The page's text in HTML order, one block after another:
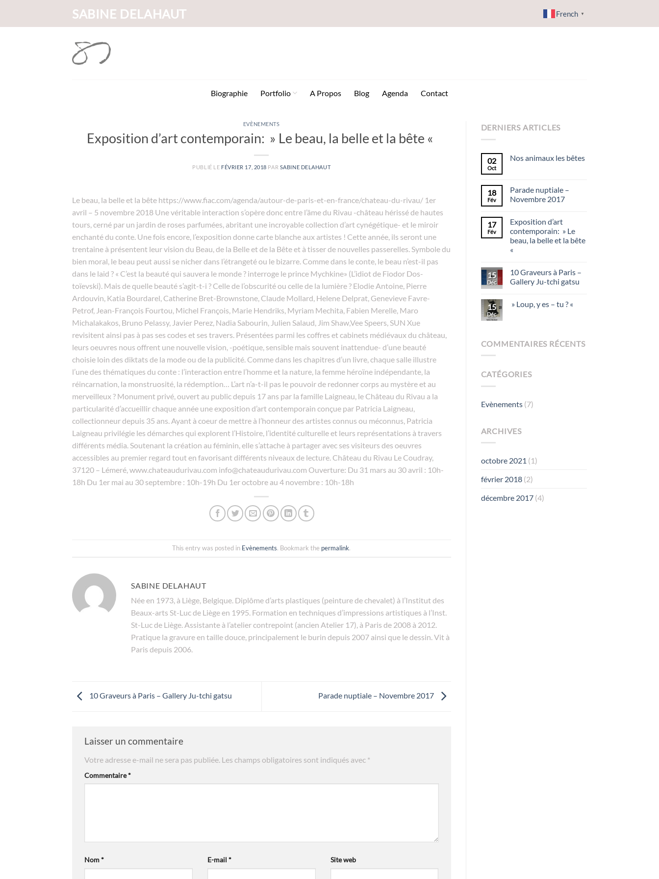
contenu
SABINE DELAHAUT French ▼
Biographie Portfolio A Propos Blog Agenda Contact
EVÈNEMENTS
Exposition d’art contemporain: » Le beau, la belle et la bête «
PUBLIÉ LE FÉVRIER 17, 2018 PAR SABINE DELAHAUT
Le beau, la belle et la bête https://www.fiac.com/agenda/autour-de-paris-et-en-france/chateau-du-rivau/ 1er
avril – 5 novembre 2018 Une véritable interaction s’opère donc entre l’âme du Rivau -château hérissé de hautes
tours, cerné par un jardin de roses parfumées, abritant une incroyable collection d’art cynégétique- et le miroir
enchanté du conte. Une fois encore, l’exposition donne carte blanche aux artistes ! Cette année, ils seront une
trentaine à présentent leur vision du Beau, de la Belle et de la Bête et à tisser de nouvelles passerelles. Symbole du
bien moral, le beau peut aussi se nicher dans l’étrangeté ou le bizarre. Comme dans le conte, le beau n’est-il pas
dans le laid ? « C’est la beauté qui sauvera le monde ? interroge le prince Mychkine» (L’idiot de Fiodor Dos-
toïevski). Mais de quelle beauté s’agit-t-i ? Celle de l’obscurité ou celle de la lumière ? Elodie Antoine, Pierre
Ardouvin, Katia Bourdarel, Catherine Bret-Brownstone, Claude Mollard, Helene Delprat, Genevieve Favre-
Petrof, Jean-François Fourtou, Michel François, Marie Hendriks, Myriam Mechita, Fabien Merelle, Maro
Michalakakos, Bruno Pelassy, Javier Perez, Nadia Sabourin, Julien Salaud, Jim Shaw,Vee Speers, SUN Xue
revisitent ainsi pas à pas ses codes et ses travers. Présentées parmi les coffres et cabinets médiévaux du château,
leurs oeuvres nous offrent une nouvelle vision, -poétique, sensible mais souvent inattendue- d’une beauté
choisie loin des diktats de la mode ou de la publicité. Comme dans les chapitres d’un livre, chaque salle illustre
l’une des thématiques du conte : l’interaction entre l’homme et la nature, la femme héroïne indépendante, la
réincarnation, la monstruosité, la rédemption… L’art n’a-t-il pas le pouvoir de redonner corps au mystère et au
merveilleux ? Monument privé, ouvert au public depuis 17 ans par la famille Laigneau, le Château du Rivau a la
particularité d’accueillir chaque année une exposition d’art contemporain conçue par Patricia Laigneau,
collectionneur depuis 35 ans. Ayant à coeur de mettre à l’honneur des artistes connus ou méconnus, Patricia
Laigneau privilégie les démarches qui explorent l’Histoire, l’identité culturelle et leurs représentations à travers
différents média. Soutenant la création au féminin, elle s’attache à partager avec ses visiteurs des oeuvres
accessibles au premier regard tout en favorisant différents niveaux de lecture. Château du Rivau Le Coudray,
37120 – Lémeré, www.chateaudurivau.com info@chateaudurivau.com Ouverture: Du 31 mars au 30 avril : 10h-
18h Du 1er mai au 30 septembre : 10h-19h Du 1er octobre au 4 novembre : 10h-18h
This entry was posted in Evènements. Bookmark the permalink.
SABINE DELAHAUT
Née en 1973, à Liège, Belgique. Diplôme d’arts plastiques (peinture de chevalet) à l’Institut des
Beaux-arts St-Luc de Liège en 1995. Formation en techniques d’impressions artistiques à l’Inst.
St-Luc de Liège. Assistante à l’atelier contrepoint (ancien Atelier 17), à Paris de 2008 à 2012.
Pratique la gravure en taille douce, principalement le burin depuis 2007 ainsi que le dessin. Vit à
Paris depuis 2006.
10 Graveurs à Paris – Gallery Ju-tchi gatsu Parade nuptiale – Novembre 2017
Laisser un commentaire
Votre adresse e-mail ne sera pas publiée. Les champs obligatoires sont indiqués avec *
Commentaire*
Nom* E-mail * Site web
DERNIERS ARTICLES
02
Oct
Nos animaux les bêtes
18
Fév
Parade nuptiale –
Novembre 2017
17
Fév
Exposition d’art
contemporain: » Le
beau, la belle et la bête
«
15
Déc
10 Graveurs à Paris –
Gallery Ju-tchi gatsu
15
Déc
» Loup, y es – tu ? «
COMMENTAIRES RÉCENTS
CATÉGORIES
Evènements(7)
ARCHIVES
octobre 2021 (1)
février 2018(2)
décembre 2017(4)